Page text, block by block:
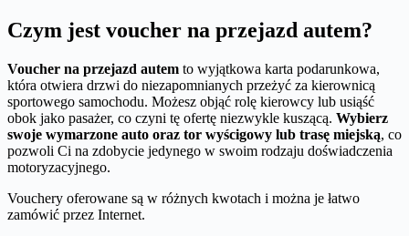
Czym jest voucher na przejazd autem?
Voucher na przejazd autem to wyjątkowa karta podarunkowa,
która otwiera drzwi do niezapomnianych przeżyć za kierownicą
sportowego samochodu. Możesz objąć rolę kierowcy lub usiąść
obok jako pasażer, co czyni tę ofertę niezwykle kuszącą. Wybierz
swoje wymarzone auto oraz tor wyścigowy lub trasę miejską, co
pozwoli Ci na zdobycie jedynego w swoim rodzaju doświadczenia
motoryzacyjnego.
Vouchery oferowane są w różnych kwotach i można je łatwo
zamówić przez Internet.